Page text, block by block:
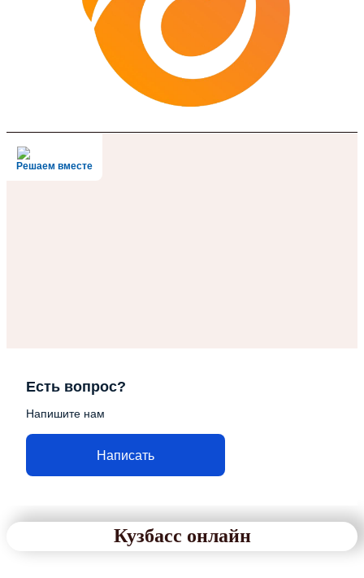
Решаем вместе
Есть вопрос?
Напишите нам
Написать
Кузбасс онлайн